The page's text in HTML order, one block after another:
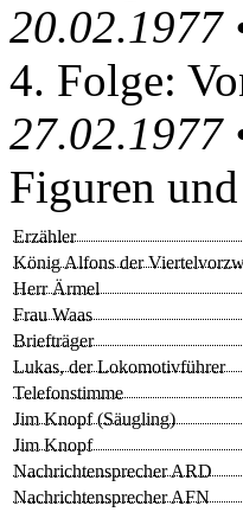
20.02.1977
4. Folge:
27.02.1977
Figuren
Erzähler
König Alfons der
Herr Ärmel
Frau Waas
Briefträger
Lukas, der Lokomotivführer
Telefonstimme
Jim Knopf (Säugling)
Jim Knopf
Nachrichtensprecher ARD
Nachrichtensprecher AFN